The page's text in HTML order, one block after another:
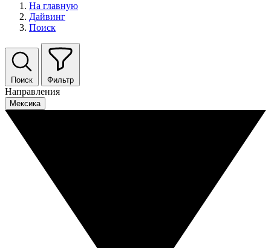
На главную
Дайвинг
Поиск
Поиск Фильтр
Направления
Мексика